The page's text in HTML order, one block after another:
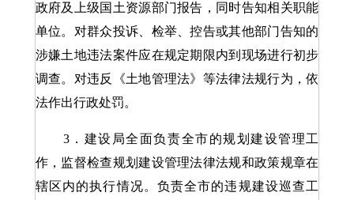
政府及上级国土资源部门报告，同时告知相关职能
单位。对群众投诉、检举、控告或其他部门告知的
涉嫌土地违法案件应在规定期限内到现场进行初步
调查。对违反《土地管理法》等法律法规行为，依
法作出行政处罚。
3．建设局全面负责全市的规划建设管理工
作，监督检查规划建设管理法律法规和政策规章在
辖区内的执行情况。负责全市的违规建设巡查工